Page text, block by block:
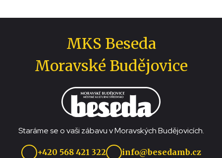
MKS Beseda
Moravské Budějovice
Staráme se o vaši zábavu v Moravských Budějovicích.
+420 568 421 322 info@besedamb.cz